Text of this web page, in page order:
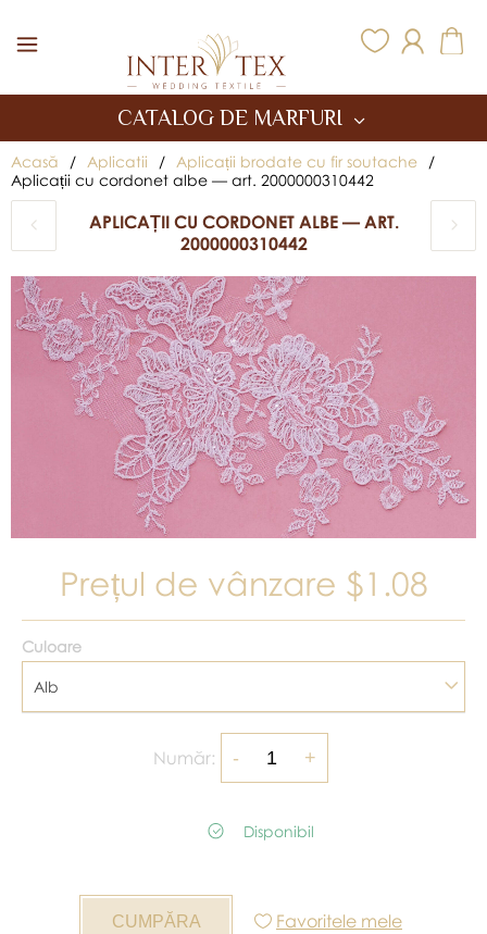
CATALOG DE MARFURI
Acasă / Aplicatii / Aplicații brodate cu fir soutache
/
Aplicații cu cordonet albe — art. 2000000310442
APLICAȚII CU CORDONET ALBE — ART.
2000000310442
Prețul de vânzare $1.08
Culoare
Alb
Număr:
Disponibil
Favoritele mele